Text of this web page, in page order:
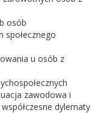
osób
społecznego
u osób z
zawodowa i
dylematy